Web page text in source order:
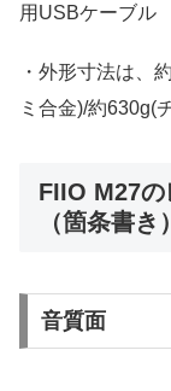
用USBケーブル
・外形寸法は、
ミ合金)/約630g(
FIIO M27
（箇条書き）
音質面